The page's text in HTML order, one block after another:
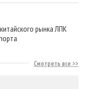
рынка ЛПК
Смотреть все